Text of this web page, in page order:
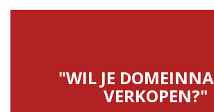
"WIL JE
VERKOPEN?"